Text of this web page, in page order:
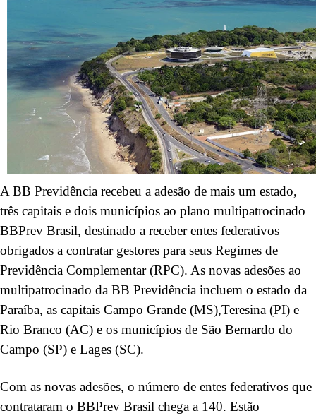
A BB Previdência recebeu a adesão de mais um estado,
três capitais e dois municípios ao plano multipatrocinado
BBPrev Brasil, destinado a receber entes federativos
obrigados a contratar gestores para seus Regimes de
Previdência Complementar (RPC). As novas adesões ao
multipatrocinado da BB Previdência incluem o estado da
Paraíba, as capitais Campo Grande (MS),Teresina (PI) e
Rio Branco (AC) e os municípios de São Bernardo do
Campo (SP) e Lages (SC).
Com as novas adesões, o número de entes federativos que
contrataram o BBPrev Brasil chega a 140. Estão